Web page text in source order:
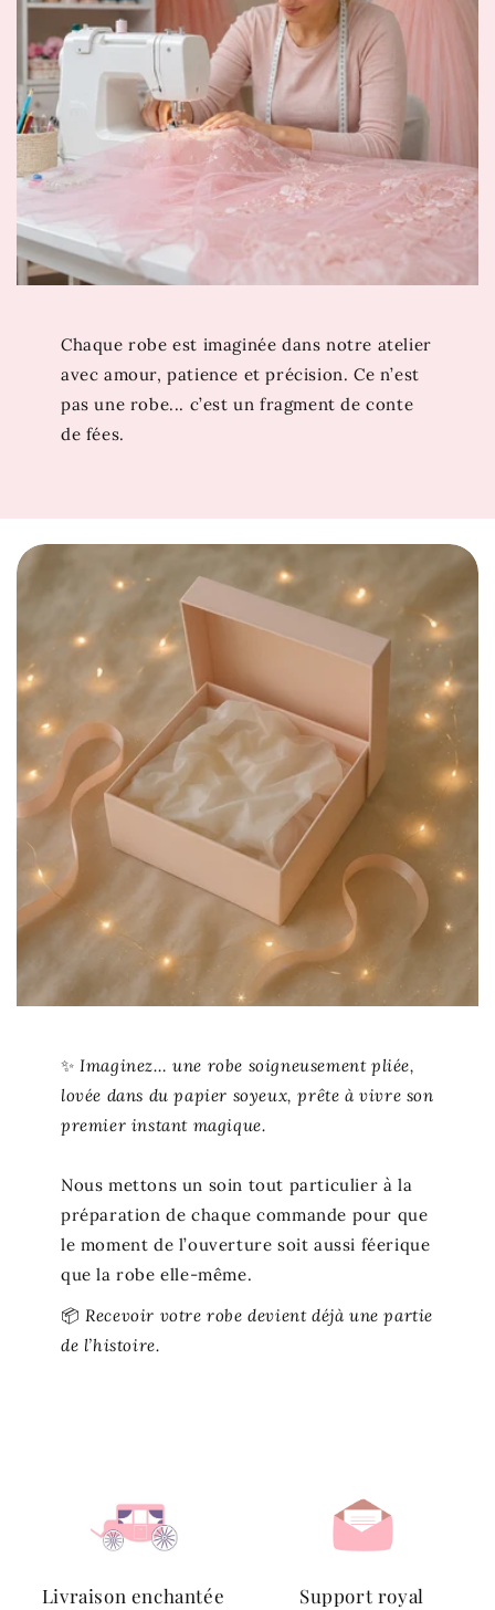
Dentelle
Robe longue doublée
Fermeture à glissière
Notre conseil taille
Ce modèle taille normal, sélectionnez votre taille
habituelle.
Guide des Tailles
Et si votre prochain coup de cœur se trouvait juste ici
? Découvrez aussiRobe Princesse Rouge. Si cette robe
Chaque robe est imaginée dans notre atelier
avec amour, patience et précision. Ce n’est
pas une robe... c’est un fragment de conte
de fées.
✨Imaginez… une robe soigneusement pliée,
lovée dans du papier soyeux, prête à vivre son
premier instant magique.
Nous mettons un soin tout particulier à la
préparation de chaque commande pour que
le moment de l’ouverture soit aussi féerique
que la robe elle-même.
📦Recevoir votre robe devient déjà une partie
de l’histoire.
Livraison enchantée Support royal